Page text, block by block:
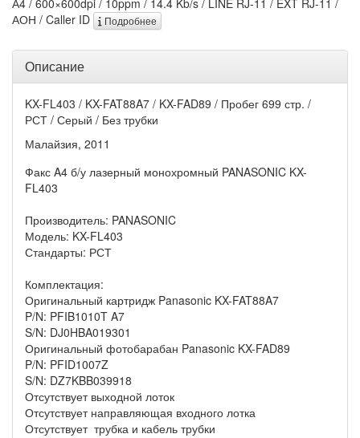
А4 / 600×600dpi / 10ppm / 14.4 Kb/s / LINE RJ-11 / EXT RJ-11 /
АОН / Caller ID
Подробнее
Описание
KX-FL403 / KX-FAT88A7 / KX-FAD89 / Пробег 699 стр. /
РСТ / Серый / Без трубки
Малайзия, 2011
Факс A4 б/у лазерный монохромный PANASONIC KX-
FL403
Производитель: PANASONIC
Модель: KX-FL403
Стандарты: РСТ
Комплектация:
Оригинальный картридж Panasonic KX-FAT88A7
P/N: PFIB1010T A7
S/N: DJ0HBA019301
Оригинальный фотобарабан Panasonic KX-FAD89
P/N: PFID1007Z
S/N: DZ7KBB039918
Отсутствует выходной лоток
Отсутствует направляющая входного лотка
Отсутствует трубка и кабель трубки